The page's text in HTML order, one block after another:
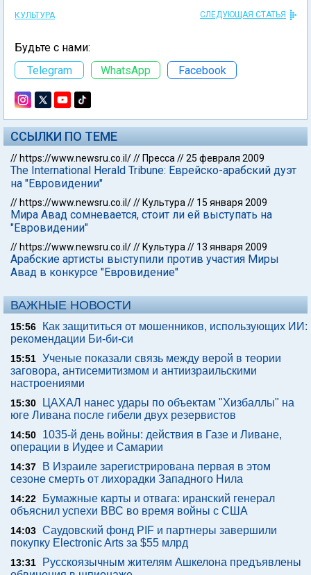
КУЛЬТУРА СЛЕДУЮЩАЯ СТАТЬЯ
Будьте с нами:
Telegram
WhatsApp Facebook
ССЫЛКИ ПО ТЕМЕ
// https://www.newsru.co.il/// Пресса //25 февраля 2009
The International Herald Tribune: Еврейско-арабский дуэт
на "Евровидении"
// https://www.newsru.co.il/// Культура // 15 января 2009
Мира Авад сомневается, стоит ли ей выступать на
"Евровидении"
// https://www.newsru.co.il/// Культура // 13 января 2009
Арабские артисты выступили против участия Миры
Авад в конкурсе "Евровидение"
ВАЖНЫЕ НОВОСТИ
15:56
Как защититься от мошенников, использующих ИИ:
рекомендации Би-би-си
15:51 Ученые показали связь между верой в теории
заговора, антисемитизмом и антиизраильскими
настроениями
15:30
ЦАХАЛ нанес удары по объектам "Хизбаллы" на
юге Ливана после гибели двух резервистов
14:50
1035-й день войны: действия в Газе и Ливане,
операции в Иудее и Самарии
14:37
В Израиле зарегистрирована первая в этом
сезоне смерть от лихорадки Западного Нила
14:22
Бумажные карты и отвага: иранский генерал
объяснил успехи ВВС во время войны с США
14:03 Саудовский фонд PIF и партнеры завершили
покупку Electronic Arts за $55 млрд
13:31
Русскоязычным жителям Ашкелона предъявлены